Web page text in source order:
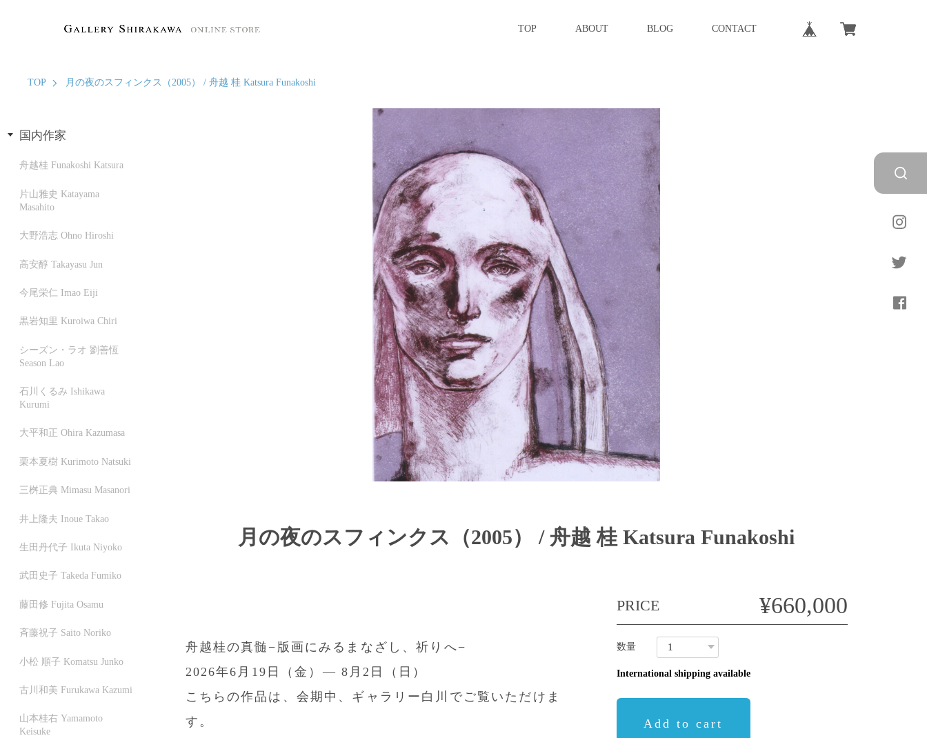
TOP ABOUT BLOG CONTACT
国内作家
舟越桂 Funakoshi Katsura
片山雅史 Katayama
Masahito
大野浩志 Ohno Hiroshi
高安醇 Takayasu Jun
今尾栄仁 Imao Eiji
黒岩知里 Kuroiwa Chiri
シーズン・ラオ 劉善恆
Season Lao
石川くるみ Ishikawa
Kurumi
大平和正 Ohira Kazumasa
栗本夏樹 Kurimoto Natsuki
三桝正典 Mimasu Masanori
井上隆夫 Inoue Takao
生田丹代子 Ikuta Niyoko
武田史子 Takeda Fumiko
藤田修 Fujita Osamu
斉藤祝子 Saito Noriko
小松 順子 Komatsu Junko
古川和美 Furukawa Kazumi
山本桂右 Yamamoto
Keisuke
TOP 月の夜のスフィンクス（2005） / 舟越 桂 Katsura Funakoshi
月の夜のスフィンクス（2005） / 舟越 桂 Katsura Funakoshi
舟越桂の真髄−版画にみるまなざし、祈りへ−
2026年6月19日（金）— 8月2日（日）
こちらの作品は、会期中、ギャラリー白川でご覧いただけま
す。
PRICE ¥660,000
数量
International shipping available
Add to cart